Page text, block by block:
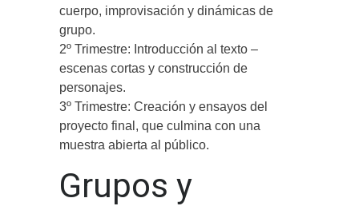
cuerpo, improvisación y dinámicas de
grupo.
2º Trimestre: Introducción al texto –
escenas cortas y construcción de
personajes.
3º Trimestre: Creación y ensayos del
proyecto final, que culmina con una
muestra abierta al público.
Grupos y